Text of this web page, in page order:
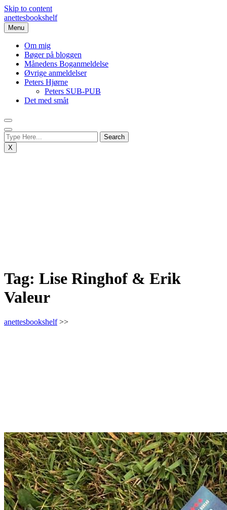
Skip to content
anettesbookshelf
Menu
Om mig
Bøger på bloggen
Månedens Boganmeldelse
Øvrige anmeldelser
Peters Hjørne
Peters SUB-PUB
Det med småt
X
Tag: Lise Ringhof & Erik
Valeur
anettesbookshelf>>